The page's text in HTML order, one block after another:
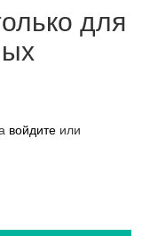
для
войдите или